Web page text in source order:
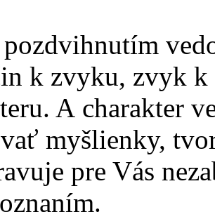
pozdvihnutím
k zvyku, zvyk k
A charakter
myšlienky,
pre Vás